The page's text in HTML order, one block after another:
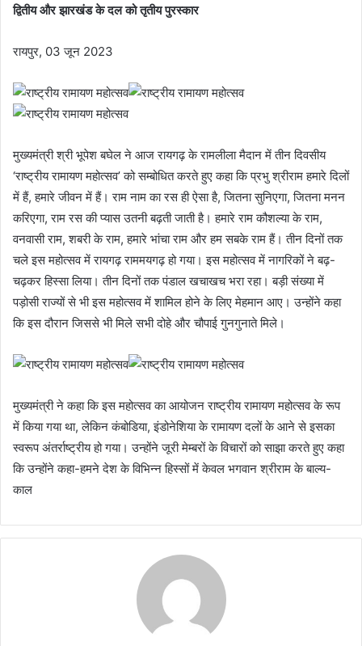
द्वितीय और झारखंड के दल को तृतीय पुरस्कार
रायपुर, 03 जून 2023
मुख्यमंत्री श्री भूपेश बघेल ने आज रायगढ़ के रामलीला मैदान में तीन दिवसीय
‘राष्ट्रीय रामायण महोत्सव’ को सम्बोधित करते हुए कहा कि प्रभु श्रीराम हमारे दिलों
में हैं, हमारे जीवन में हैं। राम नाम का रस ही ऐसा है, जितना सुनिएगा, जितना मनन
करिएगा, राम रस की प्यास उतनी बढ़ती जाती है। हमारे राम कौशल्या के राम,
वनवासी राम, शबरी के राम, हमारे भांचा राम और हम सबके राम हैं। तीन दिनों तक
चले इस महोत्सव में रायगढ़ राममयगढ़ हो गया। इस महोत्सव में नागरिकों ने बढ़-
चढ़कर हिस्सा लिया। तीन दिनों तक पंडाल खचाखच भरा रहा। बड़ी संख्या में
पड़ोसी राज्यों से भी इस महोत्सव में शामिल होने के लिए मेहमान आए। उन्होंने कहा
कि इस दौरान जिससे भी मिले सभी दोहे और चौपाई गुनगुनाते मिले।
मुख्यमंत्री ने कहा कि इस महोत्सव का आयोजन राष्ट्रीय रामायण महोत्सव के रूप
में किया गया था, लेकिन कंबोडिया, इंडोनेशिया के रामायण दलों के आने से इसका
स्वरूप अंतर्राष्ट्रीय हो गया। उन्होंने जूरी मेम्बरों के विचारों को साझा करते हुए कहा
कि उन्होंने कहा-हमने देश के विभिन्न हिस्सों में केवल भगवान श्रीराम के बाल्य-
काल